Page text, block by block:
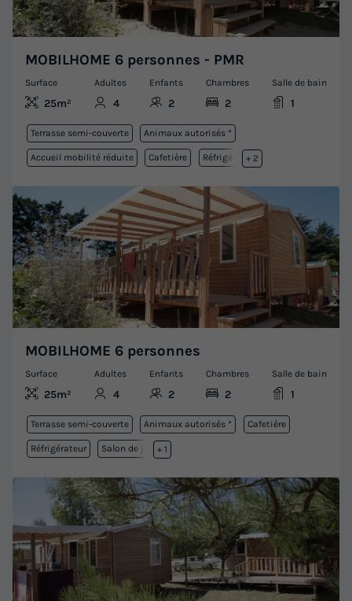
MOBILHOME 6 personnes - PMR
Surface
25m²
Adultes
4
Enfants
2
Chambres
2
Salle de bain
1
Terrasse semi-couverte Animaux autorisés *
Accueil mobilité réduite Cafetière Réfrigérateur
+ 2
MOBILHOME 6 personnes
Surface
25m²
Adultes
4
Enfants
2
Chambres
2
Salle de bain
1
Terrasse semi-couverte Animaux autorisés * Cafetière
Réfrigérateur Salon de jardin
+ 1